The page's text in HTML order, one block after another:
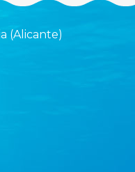
(Alicante)